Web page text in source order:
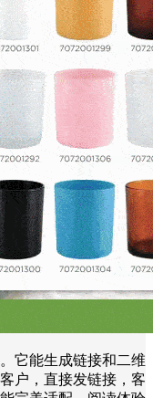
它能生成链接和二维
户，直接发链接，客